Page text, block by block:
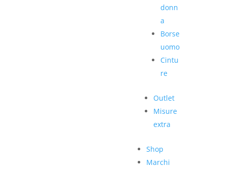
donn
a
Borse
uomo
Cintu
re
Outlet
Misure
extra
Shop
Marchi